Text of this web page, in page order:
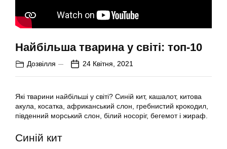
Найбільша тварина у світі: топ-10
Дозвілля 24 Квітня, 2021
Які тварини найбільші у світі? Синій кит, кашалот, китова
акула, косатка, африканський слон, гребнистий крокодил,
південний морський слон, білий носоріг, бегемот і жираф.
Синій кит